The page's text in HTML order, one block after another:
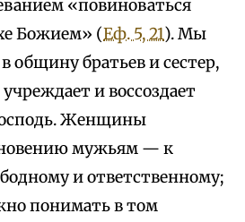
«повиноваться
Божием» (Еф. 5, 21). Мы
общину братьев и сестер,
и воссоздает
Женщины
мужьям — к
и ответственному;
понимать в том